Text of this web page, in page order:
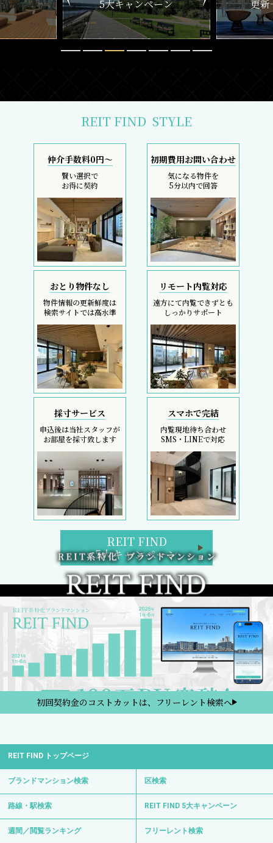
ン
更新一覧チェック
REIT FIND STYLE
仲介手数料0円～
賢い選択で
お得に契約
初期費用お問い合わせ
気になる物件を
5分以内で回答
おとり物件なし
物件情報の更新鮮度は
検索サイトでは高水準
リモート内覧対応
遠方にて内覧できずとも
しっかりサポート
採寸サービス
申込後は当社スタッフが
お部屋を採寸致します
スマホで完結
内覧現地待ち合わせ
SMS・LINEで対応
REIT FIND
5大キャンペーン
初回契約金のコストカットは、フリーレント検索へ
REIT FIND トップページ
ブランドマンション検索 区検索
路線・駅検索 REIT FIND 5大キャンペーン
週間／閲覧ランキング フリーレント検索